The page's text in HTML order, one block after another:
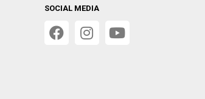
SOCIAL MEDIA